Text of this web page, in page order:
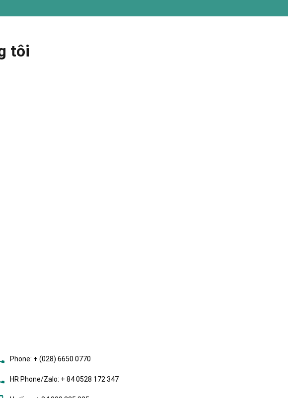
tôi
Phone: + (028) 6650 0770
HR Phone/Zalo: + 84 0528 172 347